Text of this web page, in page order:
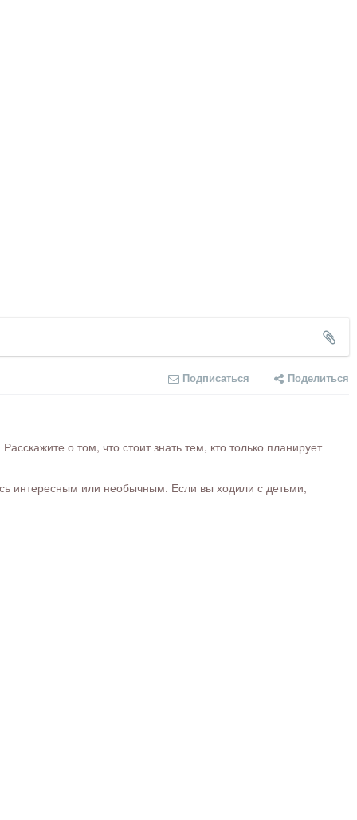
Подписаться Поделиться
о том, что стоит знать тем, кто только планирует
интересным или необычным. Если вы ходили с детьми,